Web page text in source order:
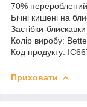
70%
Бічні кишені на
Застібки-
Колір виробу:
Код продукту:
Приховати